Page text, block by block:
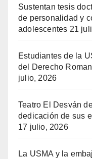
Sustentan tesis
de personalidad y
adolescentes 21
Estudiantes de la
del Derecho
julio, 2026
Teatro El Desván
dedicación de sus
17 julio, 2026
La USMA y la